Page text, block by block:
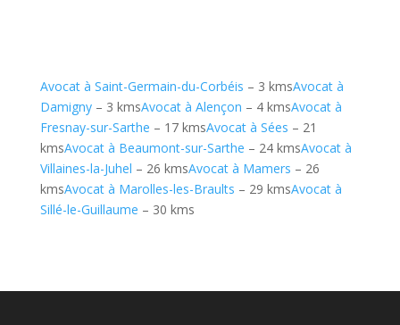
Avocat à Saint-Germain-du-Corbéis – 3 kmsAvocat à
Damigny– 3 kmsAvocat à Alençon – 4 kmsAvocat à
Fresnay-sur-Sarthe – 17 kmsAvocat à Sées – 21
kmsAvocat à Beaumont-sur-Sarthe – 24 kmsAvocat à
Villaines-la-Juhel – 26 kmsAvocat à Mamers – 26
kmsAvocat à Marolles-les-Braults – 29 kmsAvocat à
Sillé-le-Guillaume – 30 kms